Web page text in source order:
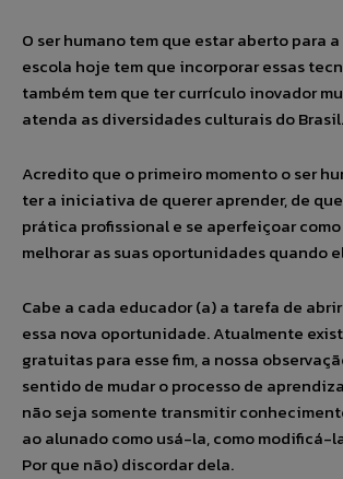
O ser humano tem que estar aberto para
escola hoje tem que incorporar essas
também tem que ter currículo inovador
atenda as diversidades culturais do Brasil.
Acredito que o primeiro momento o ser
ter a iniciativa de querer aprender, de
prática profissional e se aperfeiçoar
melhorar as suas oportunidades quando
Cabe a cada educador (a) a tarefa de
essa nova oportunidade. Atualmente
gratuitas para esse fim, a nossa
sentido de mudar o processo de
não seja somente transmitir
ao alunado como usá-la, como modificá-
Por que não) discordar dela.